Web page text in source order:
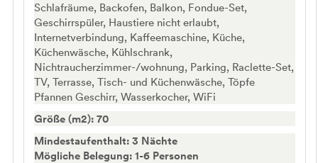
Schlafräume, Backofen, Balkon, Fondue-Set,
Geschirrspüler, Haustiere nicht erlaubt,
Internetverbindung, Kaffeemaschine, Küche,
Küchenwäsche, Kühlschrank,
Nichtraucherzimmer-/wohnung, Parking, Raclette-Set,
TV, Terrasse, Tisch- und Küchenwäsche, Töpfe
Pfannen Geschirr, Wasserkocher, WiFi
Größe (m2): 70
Mindestaufenthalt: 3 Nächte
Mögliche Belegung: 1-6 Personen